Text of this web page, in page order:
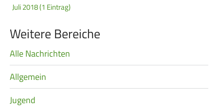
Juli 2018 (1 Eintrag)
Weitere Bereiche
Navigation
überspringen
Alle Nachrichten
Allgemein
Jugend
Damen im Schützensport
Bezirkspokal
Frauen Ü40
Navigation
überspringen
Datenschutz Impressum
Formulare